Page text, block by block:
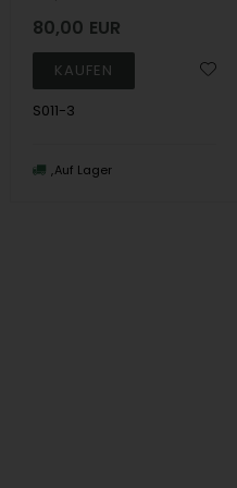
80,00 EUR
S011-3
Auf Lager